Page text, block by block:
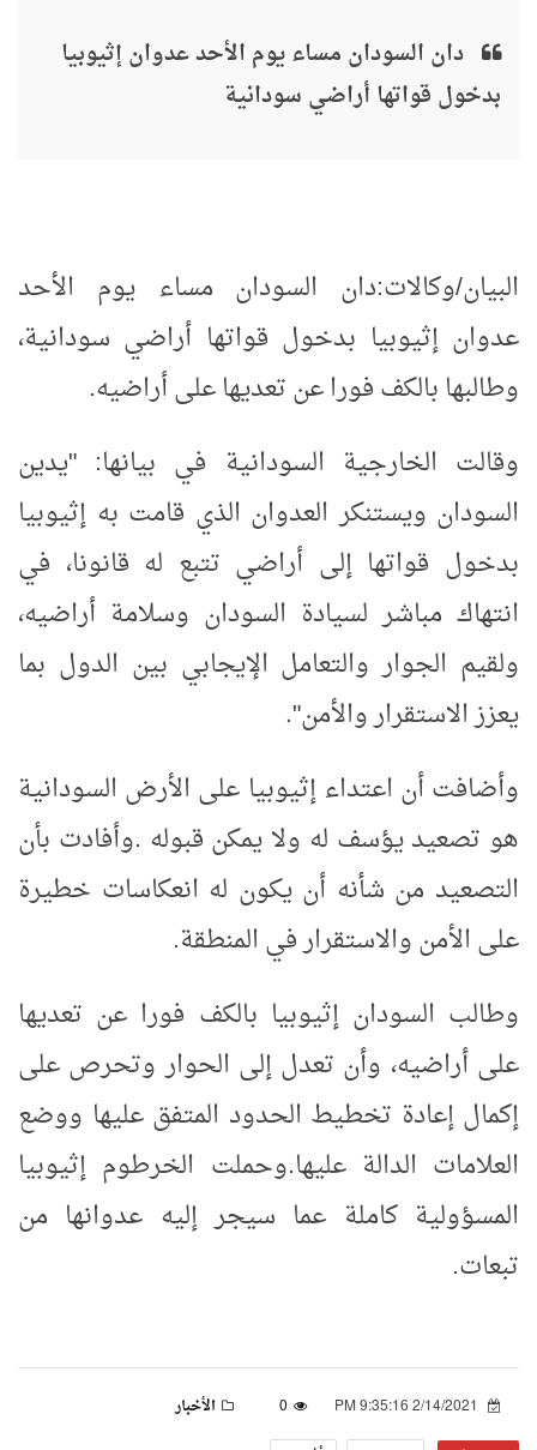
دان السودان مساء يوم الأحد عدوان إثيوبيا
بدخول قواتها أراضي سودانية
البيان/وكالات:دان السودان مساء يوم الأحد
عدوان إثيوبيا بدخول قواتها أراضي سودانية،
وطالبها بالكف فورا عن تعديها على أراضيه.
وقالت الخارجية السودانية في بيانها: "يدين
السودان ويستنكر العدوان الذي قامت به إثيوبيا
بدخول قواتها إلى أراضي تتبع له قانونا، في
انتهاك مباشر لسيادة السودان وسلامة أراضيه،
ولقيم الجوار والتعامل الإيجابي بين الدول بما
يعزز الاستقرار والأمن".
وأضافت أن اعتداء إثيوبيا على الأرض السودانية
هو تصعيد يؤسف له ولا يمكن قبوله .وأفادت بأن
التصعيد من شأنه أن يكون له انعكاسات خطيرة
على الأمن والاستقرار في المنطقة.
وطالب السودان إثيوبيا بالكف فورا عن تعديها
على أراضيه، وأن تعدل إلى الحوار وتحرص على
إكمال إعادة تخطيط الحدود المتفق عليها ووضع
العلامات الدالة عليها.وحملت الخرطوم إثيوبيا
المسؤولية كاملة عما سيجر إليه عدوانها من
تبعات.
0
الأخبار